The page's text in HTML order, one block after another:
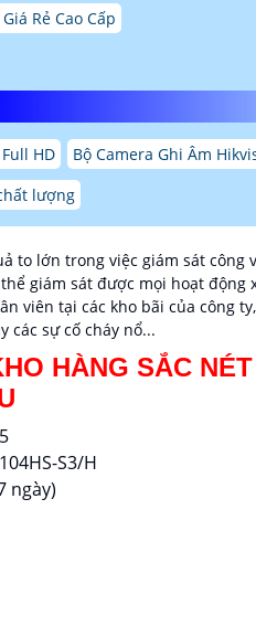
Rẻ Cao Cấp
HD
Bộ Camera Ghi Âm
lượng
to lớn trong việc giám sát công
giám sát được mọi hoạt động
viên tại các kho bãi của công
các sự cố cháy nổ...
HÀNG SẮC
S3/H
ngày)